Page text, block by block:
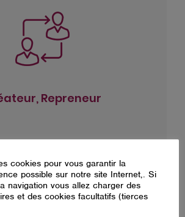
Repreneur
Repreneur
choix de la structure juridique,
du régime fiscal et social
cookies pour vous garantir la
possible sur notre site Internet,. Si
navigation vous allez charger des
et des cookies facultatifs (tierces